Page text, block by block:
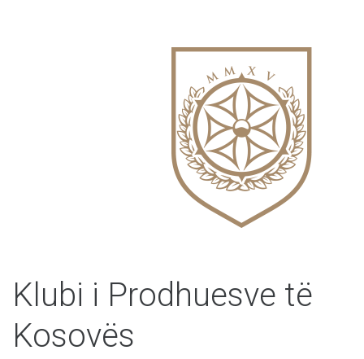
Klubi i Prodhuesve të
Kosovës